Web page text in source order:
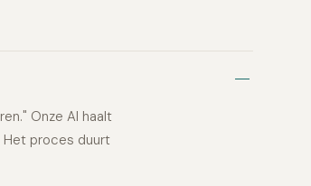
Onze AI haalt
proces duurt